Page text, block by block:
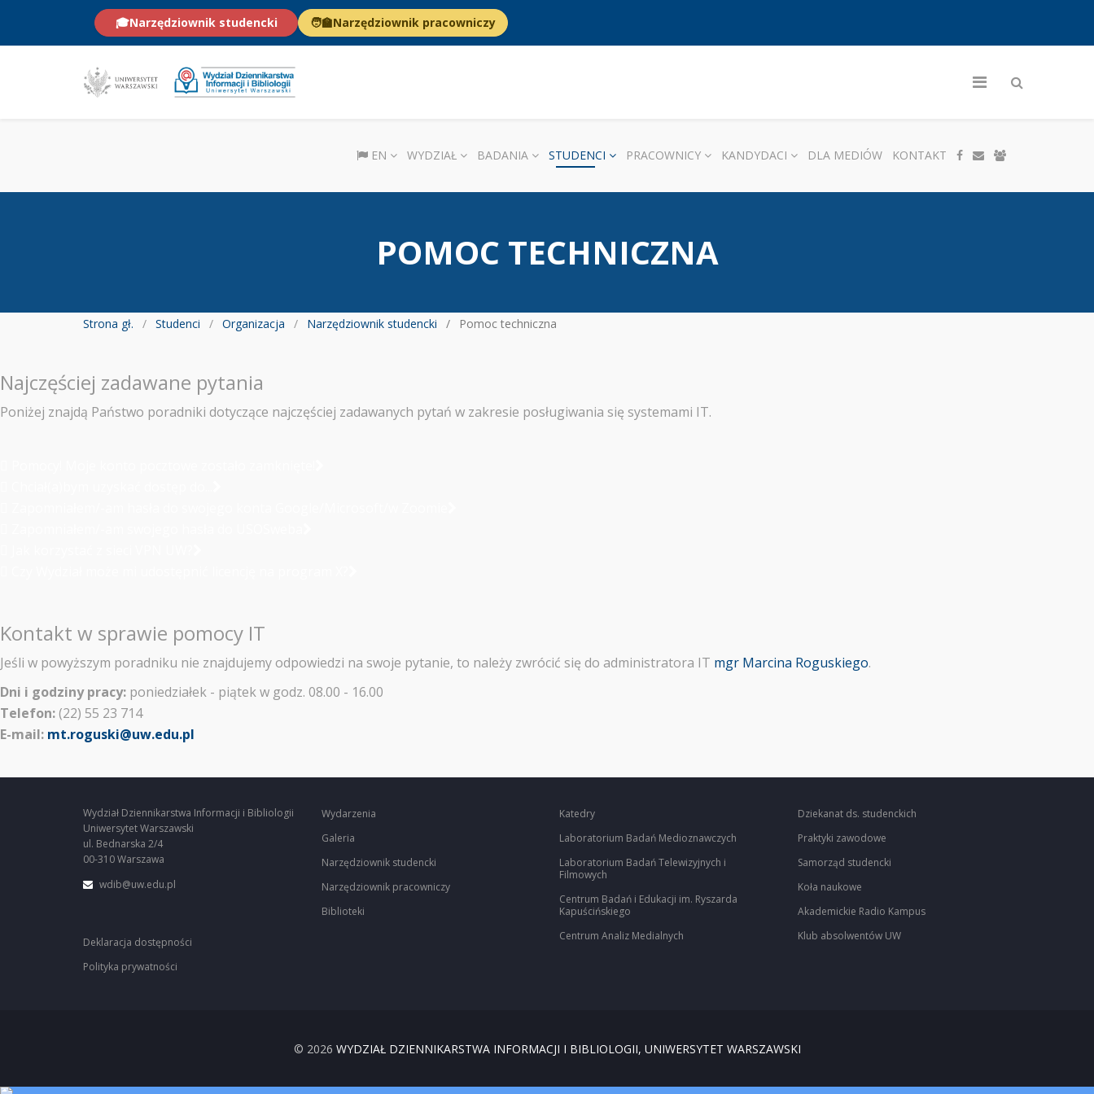
🎓Narzędziownik studencki 🧑‍🏫Narzędziownik pracowniczy
EN WYDZIAŁ BADANIA STUDENCI PRACOWNICY KANDYDACI DLA MEDIÓW KONTAKT
POMOC TECHNICZNA
Strona gł. Studenci Organizacja Narzędziownik studencki Pomoc techniczna
Najczęściej zadawane pytania
Poniżej znajdą Państwo poradniki dotyczące najczęściej zadawanych pytań w zakresie posługiwania się systemami IT.
Kontakt w sprawie pomocy IT
Jeśli w powyższym poradniku nie znajdujemy odpowiedzi na swoje pytanie, to należy zwrócić się do administratora IT mgr Marcina Roguskiego.
Dni i godziny pracy: poniedziałek - piątek w godz. 08.00 - 16.00
Telefon:(22) 55 23 714
E-mail: mt.roguski@uw.edu.pl
Wydział Dziennikarstwa Informacji i Bibliologii
Uniwersytet Warszawski
ul. Bednarska 2/4
00-310 Warszawa
wdib@uw.edu.pl
Deklaracja dostępności
Polityka prywatności
Wydarzenia
Galeria
Narzędziownik studencki
Narzędziownik pracowniczy
Biblioteki
Katedry
Laboratorium Badań Medioznawczych
Laboratorium Badań Telewizyjnych i
Filmowych
Centrum Badań i Edukacji im. Ryszarda
Kapuścińskiego
Centrum Analiz Medialnych
Dziekanat ds. studenckich
Praktyki zawodowe
Samorząd studencki
Koła naukowe
Akademickie Radio Kampus
Klub absolwentów UW
© 2026 WYDZIAŁ DZIENNIKARSTWA INFORMACJI I BIBLIOLOGII, UNIWERSYTET WARSZAWSKI